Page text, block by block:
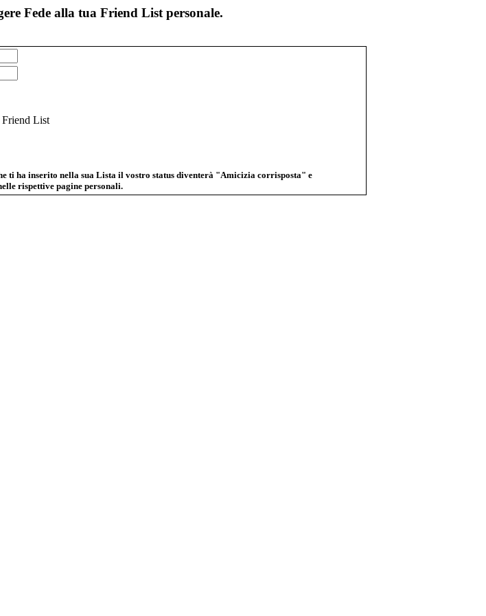
Fede alla tua Friend List personale.
Friend List
ti ha inserito nella sua Lista il vostro status diventerà "Amicizia corrisposta" e
rispettive pagine personali.